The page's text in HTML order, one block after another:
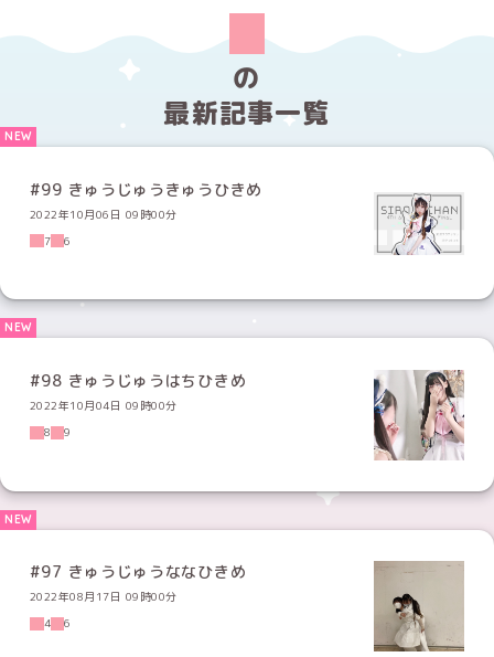
の
最新記事一覧
#99 きゅうじゅうきゅうひきめ
2022年10月06日 09時00分
7
6
#98 きゅうじゅうはちひきめ
2022年10月04日 09時00分
8
9
#97 きゅうじゅうななひきめ
2022年08月17日 09時00分
4
6